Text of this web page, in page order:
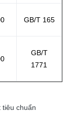
GB/T 165
GB/T
1771
chuẩn